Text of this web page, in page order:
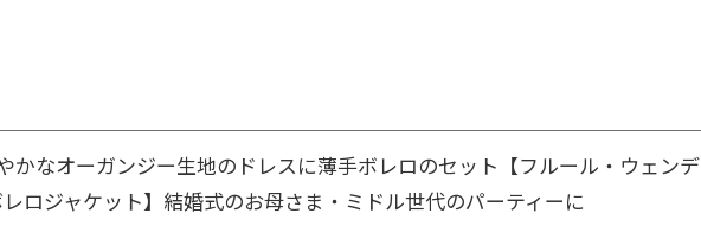
かなオーガンジー生地のドレスに薄手ボレロのセット【フルール・ウェンデ
ロジャケット】結婚式のお母さま・ミドル世代のパーティーに